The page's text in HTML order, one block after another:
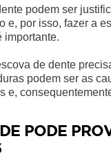
podem ser
e, por isso, fazer a
importante.
de dente
podem ser as
e,
PODE